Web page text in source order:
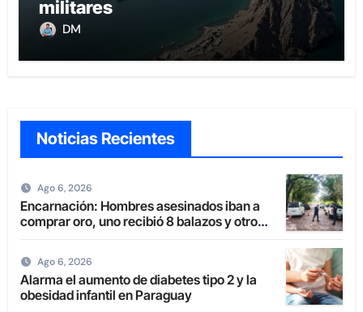
militares
DM
Noticias Recientes
Ago 6, 2026
Encarnación: Hombres asesinados iban a
comprar oro, uno recibió 8 balazos y otro
uno en la boca
Ago 6, 2026
Alarma el aumento de diabetes tipo 2 y la
obesidad infantil en Paraguay